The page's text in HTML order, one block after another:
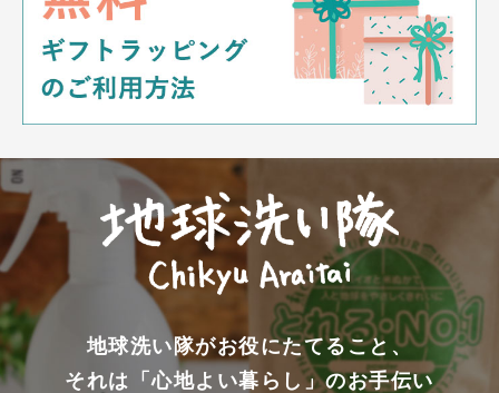
地球洗い隊がお役にたてること、
それは「心地よい暮らし」のお手伝い